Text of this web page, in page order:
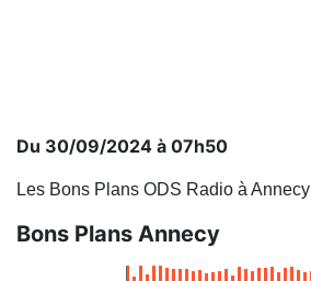
Du 30/09/2024 à 07h50
Les Bons Plans ODS Radio à Annecy
Bons Plans Annecy